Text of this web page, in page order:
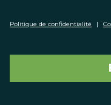
Politique de confidentialité |